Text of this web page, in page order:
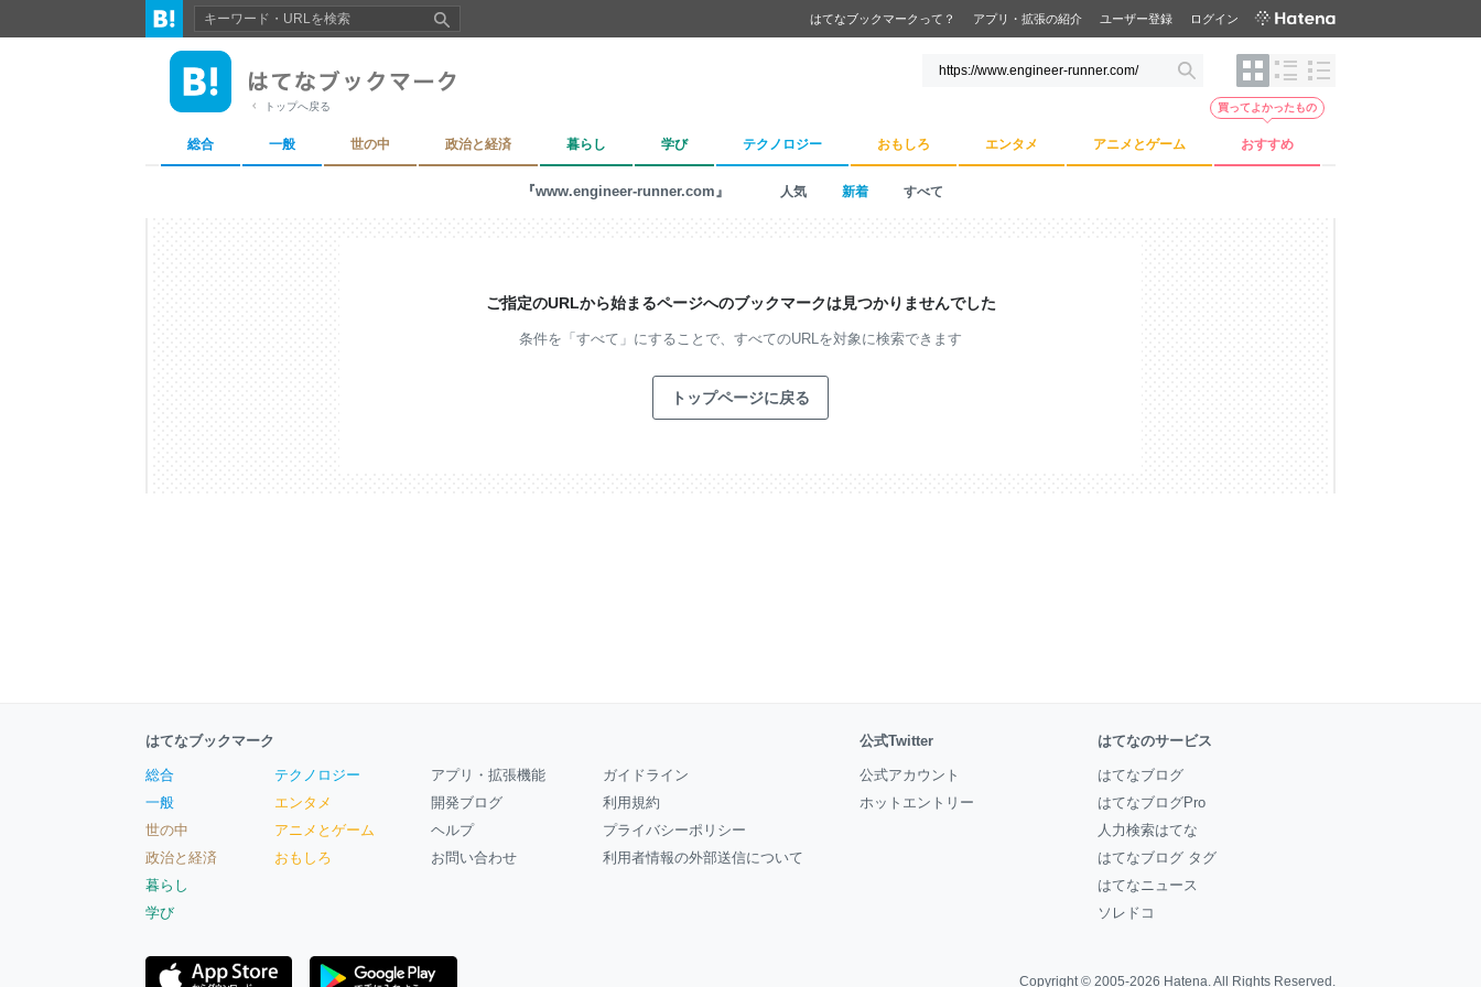
はてなブックマークって？ アプリ・拡張の紹介 ユーザー登録 ログイン
トップへ戻る
総合 一般 世の中 政治と経済 暮らし 学び テクノロジー おもしろ エンタメ アニメとゲーム おすすめ
買ってよかったもの
『www.engineer-runner.com』 人気 新着 すべて
ご指定のURLから始まるページへのブックマークは見つかりませんでした
条件を「すべて」にすることで、 すべてのURLを対象に検索できます
トップページに戻る
はてなブックマーク
総合
一般
世の中
政治と経済
暮らし
学び
テクノロジー
エンタメ
アニメとゲーム
おもしろ
アプリ・拡張機能
開発ブログ
ヘルプ
お問い合わせ
ガイドライン
利用規約
プライバシーポリシー
利用者情報の外部送信について
公式Twitter
公式アカウント
ホットエントリー
はてなのサービス
はてなブログ
はてなブログPro
人力検索はてな
はてなブログ タグ
はてなニュース
ソレドコ
Copyright © 2005-2026 Hatena. All Rights Reserved.